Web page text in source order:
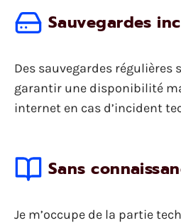
Sauvegardes
Des sauvegardes régulières
garantir une disponibilité
internet en cas d’incident
Sans
Je m’occupe de la partie